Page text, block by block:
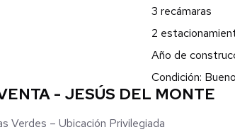
3 recámaras
2
Año de
Condición: Bueno
- JESÚS DEL MONTE
Verdes – Ubicación Privilegiada